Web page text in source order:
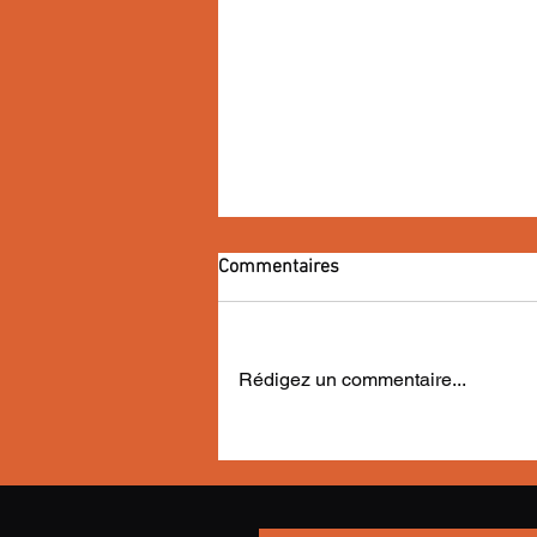
Invitation au voyage avec McKay
sur Arte
Commentaires
Rédigez un commentaire...